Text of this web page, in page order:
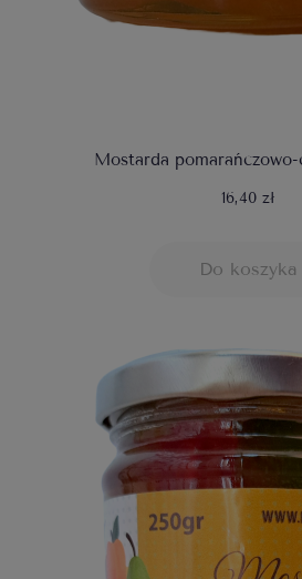
Mostarda pomarańczowo-
16,40 zł
Do koszyka